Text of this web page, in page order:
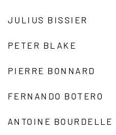
JULIUS BISSIER
PETER BLAKE
PIERRE BONNARD
FERNANDO BOTERO
ANTOINE BOURDELLE